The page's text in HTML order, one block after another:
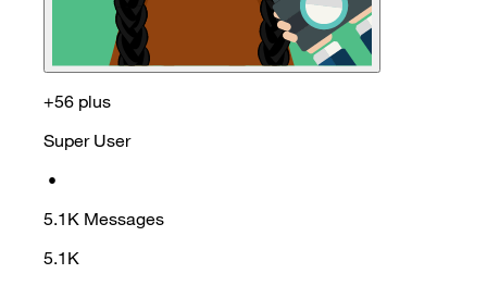
+56 plus
Super User
•
5.1K Messages
5.1K